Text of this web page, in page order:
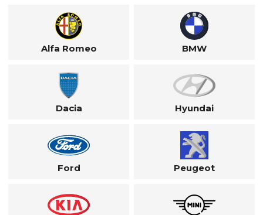
Alfa Romeo BMW
Dacia Hyundai
Ford Peugeot